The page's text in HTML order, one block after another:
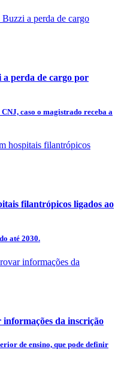
perda de cargo por
caso o magistrado receba a
filantrópicos ligados ao
até 2030.
da inscrição
de ensino, que pode definir